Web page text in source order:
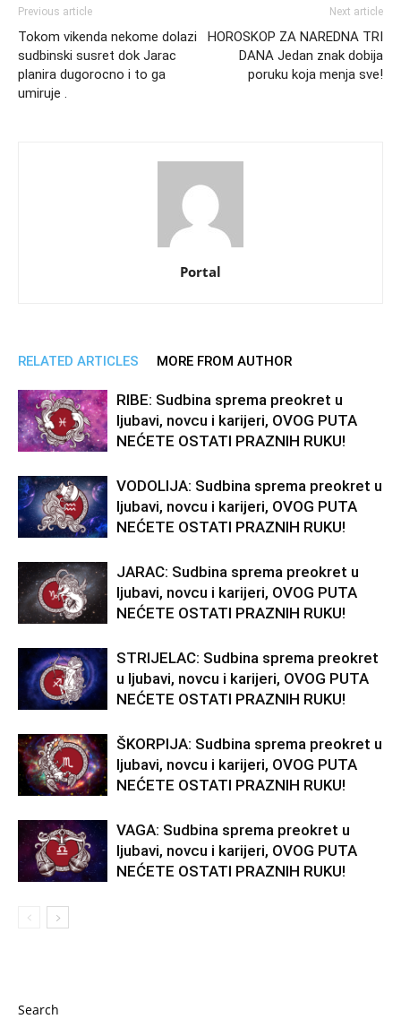
Previous article
Tokom vikenda nekome dolazi
sudbinski susret dok Jarac
planira dugorocno i to ga
umiruje .
Next article
HOROSKOP ZA NAREDNA TRI
DANA Jedan znak dobija
poruku koja menja sve!
Portal
RELATED ARTICLES MORE FROM AUTHOR
RIBE: Sudbina sprema preokret u
ljubavi, novcu i karijeri, OVOG PUTA
NEĆETE OSTATI PRAZNIH RUKU!
VODOLIJA: Sudbina sprema preokret u
ljubavi, novcu i karijeri, OVOG PUTA
NEĆETE OSTATI PRAZNIH RUKU!
JARAC: Sudbina sprema preokret u
ljubavi, novcu i karijeri, OVOG PUTA
NEĆETE OSTATI PRAZNIH RUKU!
STRIJELAC: Sudbina sprema preokret
u ljubavi, novcu i karijeri, OVOG PUTA
NEĆETE OSTATI PRAZNIH RUKU!
ŠKORPIJA: Sudbina sprema preokret u
ljubavi, novcu i karijeri, OVOG PUTA
NEĆETE OSTATI PRAZNIH RUKU!
VAGA: Sudbina sprema preokret u
ljubavi, novcu i karijeri, OVOG PUTA
NEĆETE OSTATI PRAZNIH RUKU!
Search